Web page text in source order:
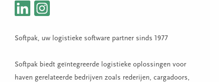
Softpak, uw logistieke software partner sinds 1977
Softpak biedt geïntegreerde logistieke oplossingen voor
haven gerelateerde bedrijven zoals rederijen, cargadoors,